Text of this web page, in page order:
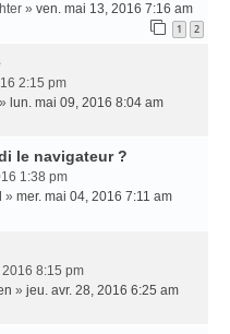
» ven. mai 13, 2016 7:16 am
1 2
2:15 pm
» lun. mai 09, 2016 8:04 am
le navigateur ?
1:38 pm
» mer. mai 04, 2016 7:11 am
2016 8:15 pm
» jeu. avr. 28, 2016 6:25 am